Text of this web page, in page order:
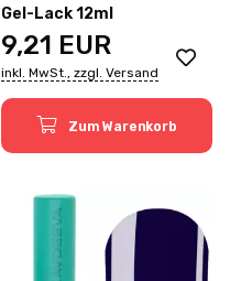
Gel-Lack 12ml
9,21 EUR
inkl. MwSt., zzgl. Versand
Zum Warenkorb